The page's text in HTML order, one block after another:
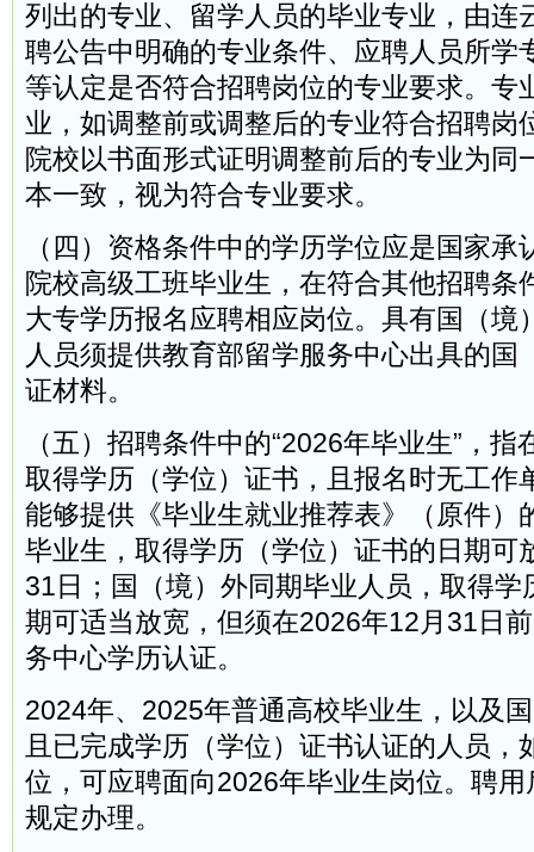
列出的专业、留学人员的毕业专业，由连
聘公告中明确的专业条件、应聘人员所学
等认定是否符合招聘岗位的专业要求。专
业，如调整前或调整后的专业符合招聘岗
院校以书面形式证明调整前后的专业为同
本一致，视为符合专业要求。
（四）资格条件中的学历学位应是国家
院校高级工班毕业生，在符合其他招聘条
大专学历报名应聘相应岗位。具有国（境
人员须提供教育部留学服务中心出具的国
证材料。
（五）招聘条件中的“2026年毕业生”，
取得学历（学位）证书，且报名时无工作
能够提供《毕业生就业推荐表》（原件）
毕业生，取得学历（学位）证书的日期可
31日；国（境）外同期毕业人员，取得学
期可适当放宽，但须在2026年12月31日
务中心学历认证。
2024年、2025年普通高校毕业生，以及
且已完成学历（学位）证书认证的人员，
位，可应聘面向2026年毕业生岗位。聘
规定办理。